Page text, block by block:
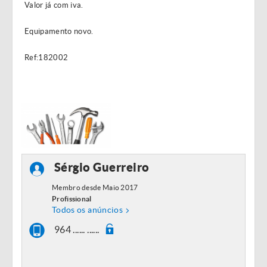
Valor já com iva.
Equipamento novo.
Ref:182002
Sérgio Guerreiro
Membro desde Maio 2017
Profissional
Todos os anúncios
964 ...... ......